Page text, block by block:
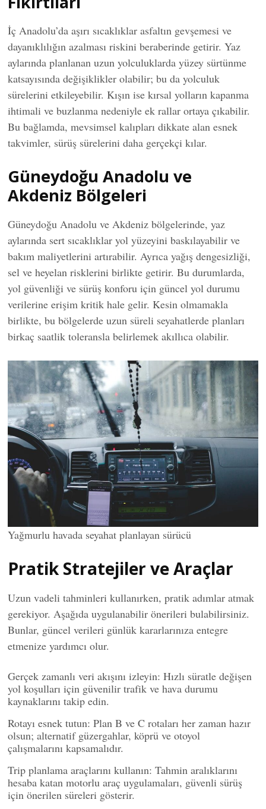
İç Anadolu’da aşırı sıcaklıklar asfaltın gevşemesi ve
dayanıklılığın azalması riskini beraberinde getirir. Yaz
aylarında planlanan uzun yolculuklarda yüzey sürtünme
katsayısında değişiklikler olabilir; bu da yolculuk
sürelerini etkileyebilir. Kışın ise kırsal yolların kapanma
ihtimali ve buzlanma nedeniyle ek rallar ortaya çıkabilir.
Bu bağlamda, mevsimsel kalıpları dikkate alan esnek
takvimler, sürüş sürelerini daha gerçekçi kılar.
Güneydoğu Anadolu ve
Akdeniz Bölgeleri
Güneydoğu Anadolu ve Akdeniz bölgelerinde, yaz
aylarında sert sıcaklıklar yol yüzeyini baskılayabilir ve
bakım maliyetlerini artırabilir. Ayrıca yağış dengesizliği,
sel ve heyelan risklerini birlikte getirir. Bu durumlarda,
yol güvenliği ve sürüş konforu için güncel yol durumu
verilerine erişim kritik hale gelir. Kesin olmamakla
birlikte, bu bölgelerde uzun süreli seyahatlerde planları
birkaç saatlik toleransla belirlemek akıllıca olabilir.
Yağmurlu havada seyahat planlayan sürücü
Pratik Stratejiler ve Araçlar
Uzun vadeli tahminleri kullanırken, pratik adımlar atmak
gerekiyor. Aşağıda uygulanabilir önerileri bulabilirsiniz.
Bunlar, güncel verileri günlük kararlarınıza entegre
etmenize yardımcı olur.
Gerçek zamanlı veri akışını izleyin: Hızlı süratle değişen
yol koşulları için güvenilir trafik ve hava durumu
kaynaklarını takip edin.
Rotayı esnek tutun: Plan B ve C rotaları her zaman hazır
olsun; alternatif güzergahlar, köprü ve otoyol
çalışmalarını kapsamalıdır.
Trip planlama araçlarını kullanın: Tahmin aralıklarını
hesaba katan motorlu araç uygulamaları, güvenli sürüş
için önerilen süreleri gösterir.